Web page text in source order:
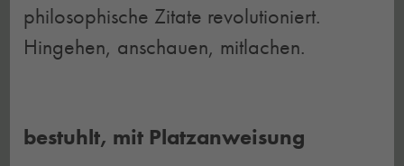
philosophische Zitate revolutioniert.
Hingehen, anschauen, mitlachen.
bestuhlt, mit Platzanweisung